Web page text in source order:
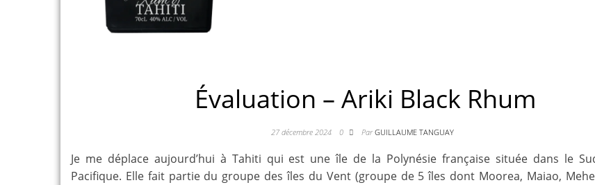
Évaluation – Ariki Black Rhum
27 décembre 2024 0 ParGUILLAUME TANGUAY
Je me déplace aujourd’hui à Tahiti qui est une île de la Polynésie française située dans le
Pacifique. Elle fait partie du groupe des îles du Vent (groupe de 5 îles dont Moorea, Maiao,